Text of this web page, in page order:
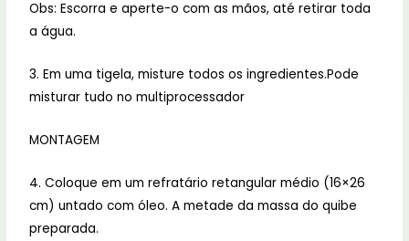
Obs: Escorra e aperte-o com as mãos, até retirar toda
a água.
3. Em uma tigela, misture todos os ingredientes.Pode
misturar tudo no multiprocessador
MONTAGEM
4. Coloque em um refratário retangular médio (16×26
cm) untado com óleo. A metade da massa do quibe
preparada.